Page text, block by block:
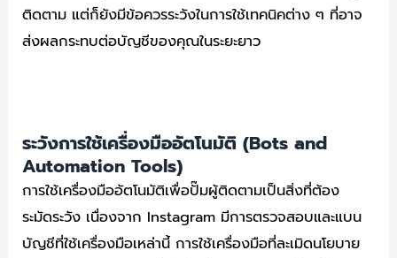
ติดตาม แต่ก็ยังมีข้อควรระวังในการใช้เทคนิคต่าง ๆ ที่อาจ
ส่งผลกระทบต่อบัญชีของคุณในระยะยาว
ระวังการใช้เครื่องมืออัตโนมัติ (Bots and
Automation Tools)
การใช้เครื่องมืออัตโนมัติเพื่อปั๊มผู้ติดตามเป็นสิ่งที่ต้อง
ระมัดระวัง เนื่องจาก Instagram มีการตรวจสอบและแบน
บัญชีที่ใช้เครื่องมือเหล่านี้ การใช้เครื่องมือที่ละเมิดนโยบาย